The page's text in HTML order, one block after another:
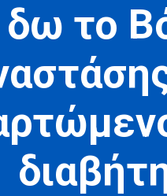
δω το